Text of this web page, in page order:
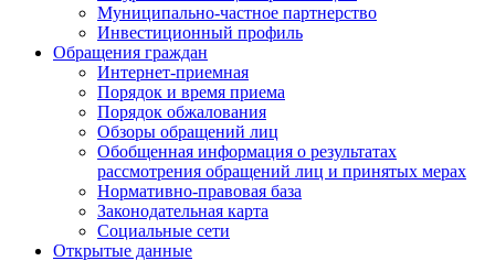
Муниципально-частное партнерство
Инвестиционный профиль
Обращения граждан
Интернет-приемная
Порядок и время приема
Порядок обжалования
Обзоры обращений лиц
Обобщенная информация о результатах
рассмотрения обращений лиц и принятых мерах
Нормативно-правовая база
Законодательная карта
Социальные сети
Открытые данные